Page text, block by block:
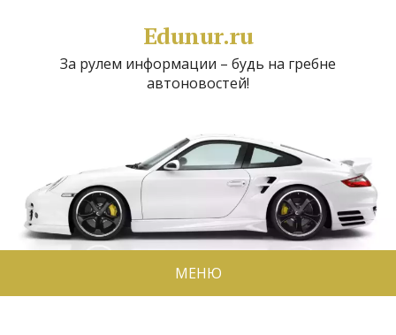
Edunur.ru
За рулем информации – будь на гребне
автоновостей!
МЕНЮ